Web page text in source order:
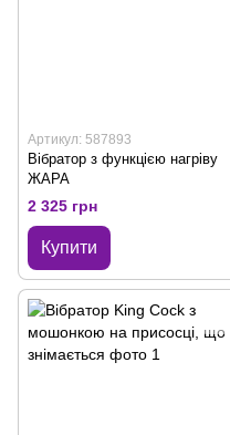
Артикул: 587893
Вібратор з функцією нагріву
ЖАРА
2 325 грн
Купити